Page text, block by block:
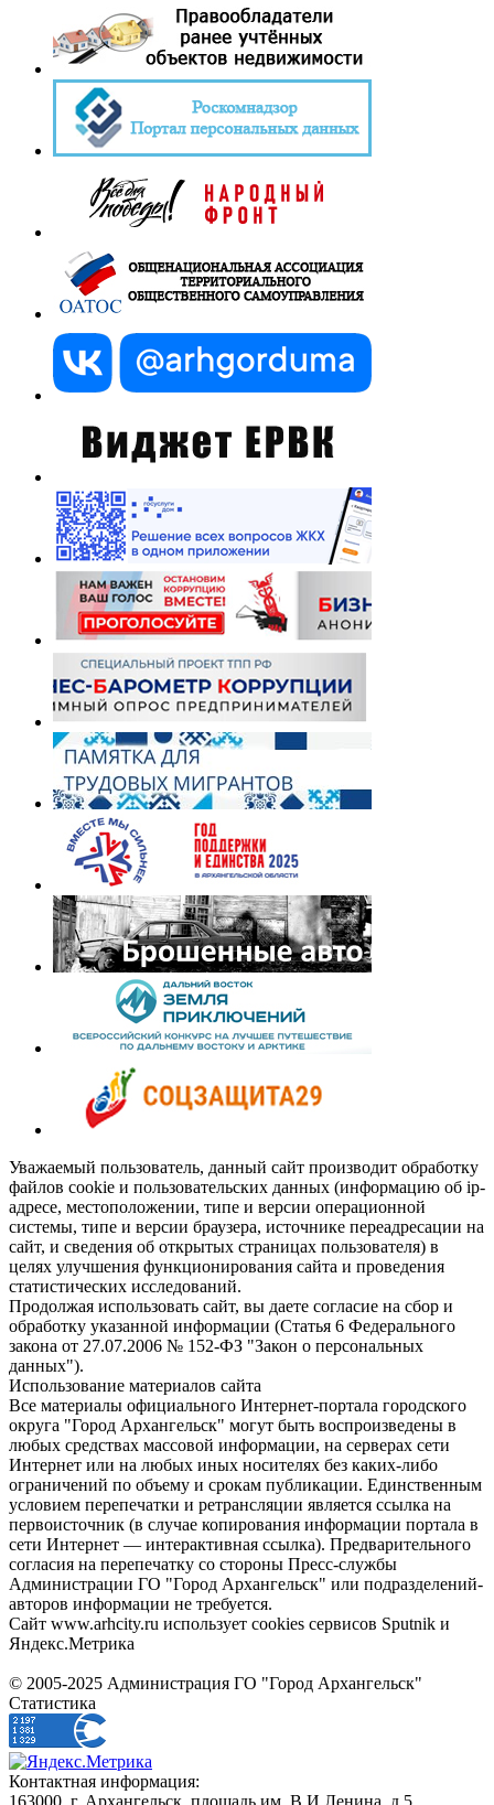
Уважаемый пользователь, данный сайт производит обработку
файлов cookie и пользовательских данных (информацию об ip-
адресе, местоположении, типе и версии операционной
системы, типе и версии браузера, источнике переадресации на
сайт, и сведения об открытых страницах пользователя) в
целях улучшения функционирования сайта и проведения
статистических исследований.
Продолжая использовать сайт, вы даете согласие на сбор и
обработку указанной информации (Статья 6 Федерального
закона от 27.07.2006 № 152-ФЗ "Закон о персональных
данных").
Использование материалов сайта
Все материалы официального Интернет-портала городского
округа "Город Архангельск" могут быть воспроизведены в
любых средствах массовой информации, на серверах сети
Интернет или на любых иных носителях без каких-либо
ограничений по объему и срокам публикации. Единственным
условием перепечатки и ретрансляции является ссылка на
первоисточник (в случае копирования информации портала в
сети Интернет — интерактивная ссылка). Предварительного
согласия на перепечатку со стороны Пресс-службы
Администрации ГО "Город Архангельск" или подразделений-
авторов информации не требуется.
Сайт www.arhcity.ru использует cookies сервисов Sputnik и
Яндекс.Метрика
© 2005-2025 Администрация ГО "Город Архангельск"
Статистика
Контактная информация:
163000, г. Архангельск, площадь им. В.И.Ленина, д.5